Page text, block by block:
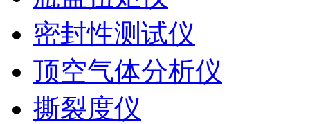
密封性测试仪
顶空气体分析仪
撕裂度仪